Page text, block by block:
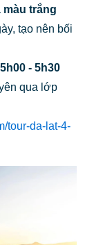
màu trắng
tạo nên bối
- 5h30
qua lớp
tour-da-lat-4-